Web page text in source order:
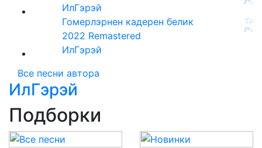
ИлГэрэй
Гомерлэрнен кадерен белик
2022 Remastered
ИлГэрэй
Все песни автора
ИлГэрэй
Подборки